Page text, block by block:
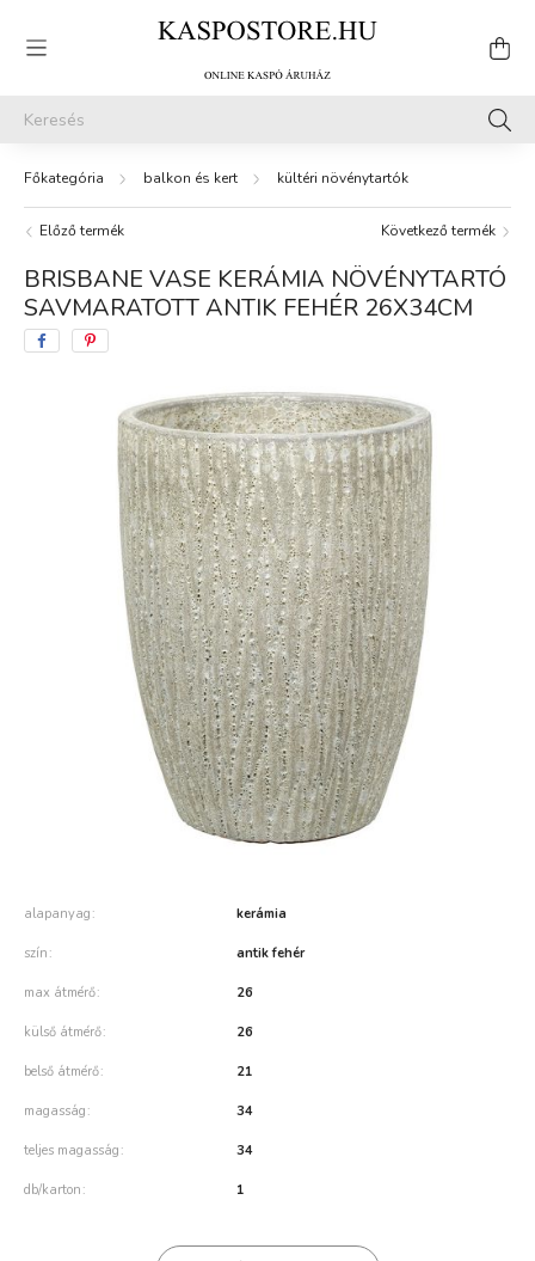
balkon és kert kültéri növénytartók
Előző termék Következő termék
BRISBANE VASE KERÁMIA NÖVÉNYTARTÓ
SAVMARATOTT ANTIK FEHÉR 26X34CM
alapanyag kerámia
szín antik fehér
max átmérő 26
külső átmérő 26
belső átmérő 21
magasság 34
teljes magasság 34
db/karton 1